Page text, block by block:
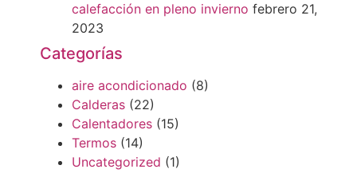
calefacción en pleno invierno febrero 21,
2023
Categorías
aire acondicionado (8)
Calderas (22)
Calentadores (15)
Termos (14)
Uncategorized (1)